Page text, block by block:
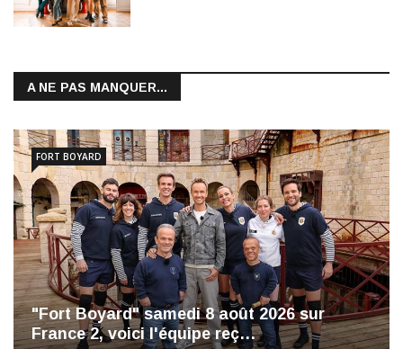
A NE PAS MANQUER...
"Fort Boyard" samedi 8 août 2026 sur
France 2, voici l'équipe reç…
FORT BOYARD